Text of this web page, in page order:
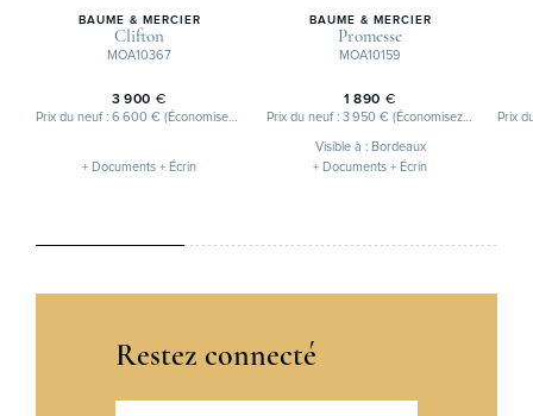
BAUME & MERCIER
Clifton
MOA10367
3 900 €
+ Documents + Écrin
BAUME & MERCIER
Promesse
MOA10159
1 890 €
Visible à : Bordeaux
+ Documents + Écrin
Restez connecté